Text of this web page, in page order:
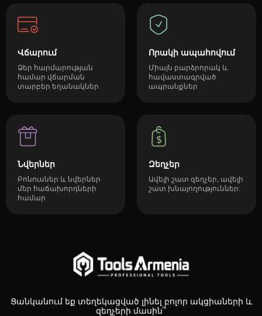
Վճարում
Ձեր հարմարության
համար վճարման
տարբեր եղանակներ
Որակի ապահովում
Միայն բարձրորակ և
հավաստագրված
ապրանքներ
Նվերներ
Բոնուսներ և նվերներ
մեր հաճախորդների
համար
Զեղչեր
Ավելի շատ զեղչեր, ավելի
շատ խնայողություններ:
Ցանկանում եք տեղեկացված լինել բոլոր ակցիաների և
զեղչերի մասին՞